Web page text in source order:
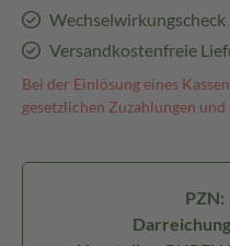
Versandkostenfreie
Bei der Einlösung eines
gesetzlichen Zuzahlungen
PZN: